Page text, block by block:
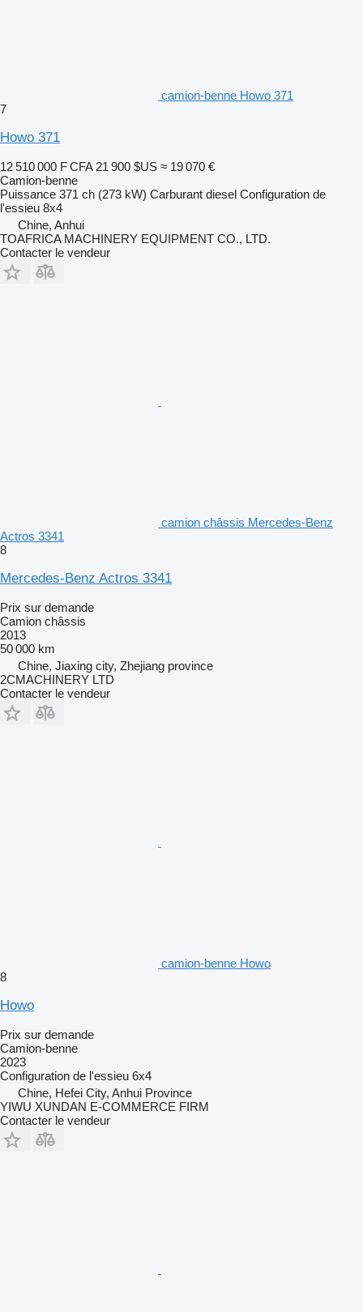
camion-benne Howo 371
7
Howo 371
12 510 000 F CFA 21 900 $US ≈ 19 070 €
Camion-benne
Puissance 371 ch (273 kW) Carburant diesel Configuration de
l'essieu 8x4
Chine, Anhui
TOAFRICA MACHINERY EQUIPMENT CO., LTD.
Contacter le vendeur
camion châssis Mercedes-Benz
Actros 3341
8
Mercedes-Benz Actros 3341
Prix sur demande
Camion châssis
2013
50 000 km
Chine, Jiaxing city, Zhejiang province
2CMACHINERY LTD
Contacter le vendeur
camion-benne Howo
8
Howo
Prix sur demande
Camion-benne
2023
Configuration de l'essieu 6x4
Chine, Hefei City, Anhui Province
YIWU XUNDAN E-COMMERCE FIRM
Contacter le vendeur